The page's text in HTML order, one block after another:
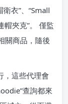
衣”、“Small
帽夾克”。 僅監
關商品，隨後
，這些代理會
查詢都來